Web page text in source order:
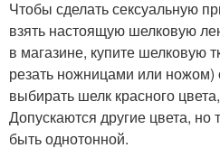
Чтобы сделать сексуальную
взять настоящую шелковую
в магазине, купите шелковую
резать ножницами или ножом)
выбирать шелк красного
Допускаются другие цвета, но
быть однотонной.